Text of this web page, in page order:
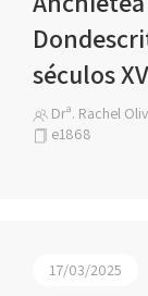
séculos
Drª. Rachel
e1868
17/03/2025